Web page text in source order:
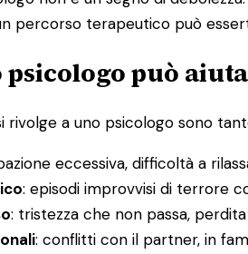
percorso terapeutico può
psicologo può
rivolge a uno psicologo sono
eccessiva, difficoltà a
: episodi improvvisi di terrore
: tristezza che non passa,
: conflitti con il partner, in